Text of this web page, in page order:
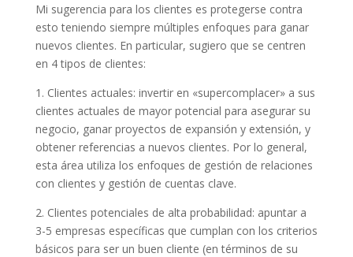
Mi sugerencia para los clientes es protegerse contra
esto teniendo siempre múltiples enfoques para ganar
nuevos clientes. En particular, sugiero que se centren
en 4 tipos de clientes:
1. Clientes actuales: invertir en «supercomplacer» a sus
clientes actuales de mayor potencial para asegurar su
negocio, ganar proyectos de expansión y extensión, y
obtener referencias a nuevos clientes. Por lo general,
esta área utiliza los enfoques de gestión de relaciones
con clientes y gestión de cuentas clave.
2. Clientes potenciales de alta probabilidad: apuntar a
3-5 empresas específicas que cumplan con los criterios
básicos para ser un buen cliente (en términos de su